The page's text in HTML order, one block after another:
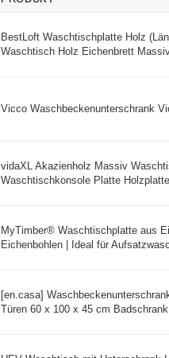
BestLoft Waschtischplatte Holz
Waschtisch Holz Eichenbrett
Vicco Waschbeckenunterschrank
vidaXL Akazienholz Massiv
Waschtischkonsole Platte
MyTimber® Waschtischplatte aus
Eichenbohlen | Ideal für
[en.casa]
Türen 60 x 100 x 45 cm